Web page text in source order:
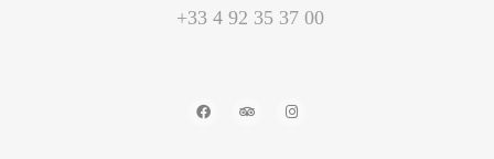
+33 4 92 35 37 00